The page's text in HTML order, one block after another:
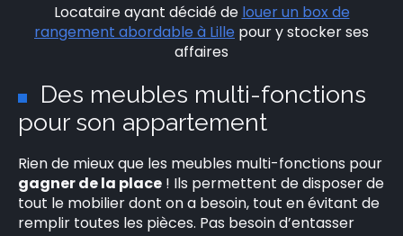
Locataire ayant décidé de louer un box de
rangement abordable à Lille pour y stocker ses
affaires
Des meubles multi-fonctions
pour son appartement
Rien de mieux que les meubles multi-fonctions pour
gagner de la place ! Ils permettent de disposer de
tout le mobilier dont on a besoin, tout en évitant de
remplir toutes les pièces. Pas besoin d’entasser